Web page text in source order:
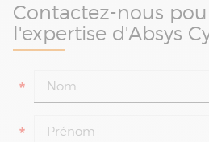
Contactez-nous
l'expertise d'Absys
*
*